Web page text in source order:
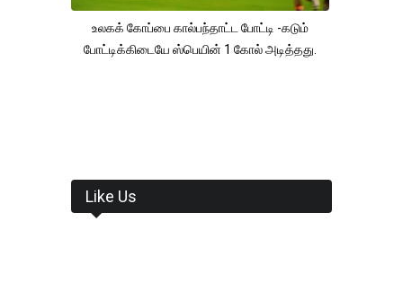
உலகக் கோப்பை கால்பந்தாட்ட போட்டி -கடும்
போட்டிக்கிடையே ஸ்பெயின் 1 கோல் அடித்தது.
Like Us